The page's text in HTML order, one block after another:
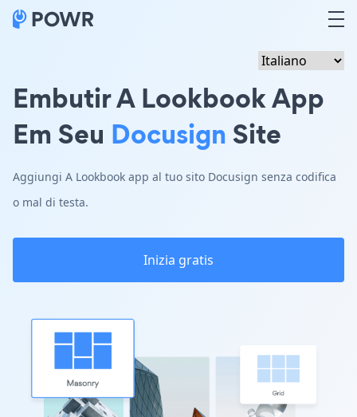
Embutir A Lookbook App
Em Seu DocusignSite
Aggiungi A Lookbook app al tuo sito Docusign senza codifica
o mal di testa.
Inizia gratis